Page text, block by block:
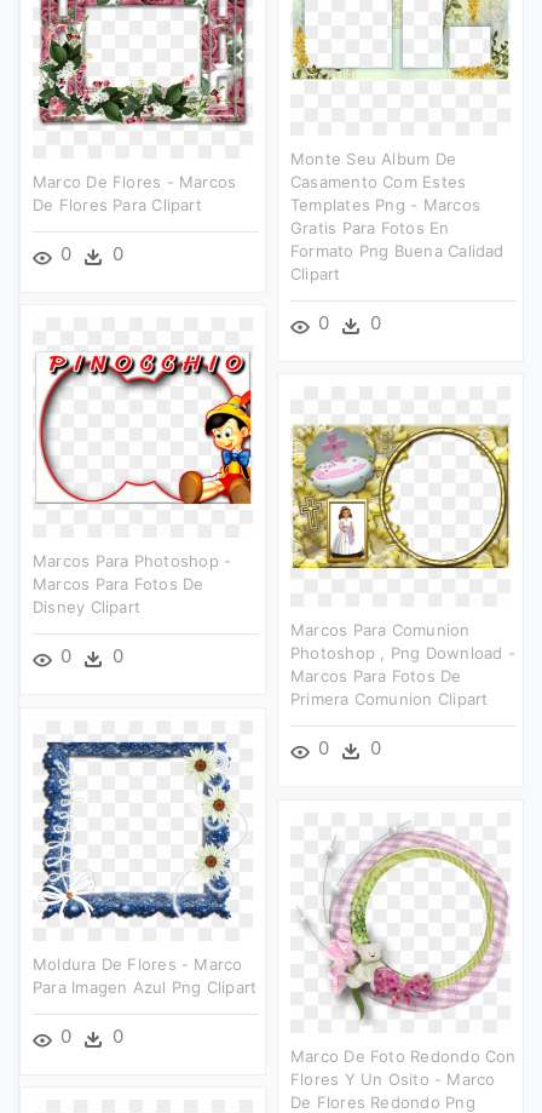
Monte Seu Album De
Casamento Com Estes
Templates Png - Marcos
Gratis Para Fotos En
Formato Png Buena Calidad
Clipart
0 0
Marco De Flores - Marcos
De Flores Para Clipart
0 0
Marcos Para Photoshop -
Marcos Para Fotos De
Disney Clipart
0 0
Marcos Para Comunion
Photoshop , Png Download -
Marcos Para Fotos De
Primera Comunion Clipart
0 0
Moldura De Flores - Marco
Para Imagen Azul Png Clipart
0 0
Marco De Foto Redondo Con
Flores Y Un Osito - Marco
De Flores Redondo Png